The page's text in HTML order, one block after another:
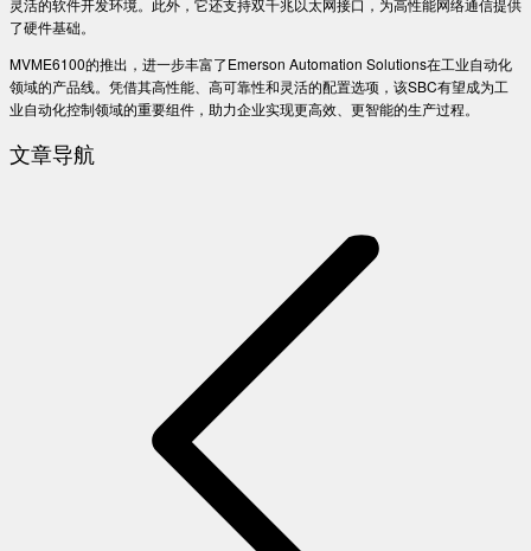
了硬件基础。
MVME6100的推出，进一步丰富了Emerson Automation Solutions在工业自动化
领域的产品线。凭借其高性能、高可靠性和灵活的配置选项，该SBC有望成为工
业自动化控制领域的重要组件，助力企业实现更高效、更智能的生产过程。
文章导航